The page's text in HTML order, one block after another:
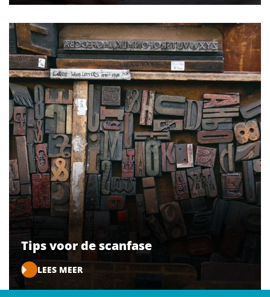
Tips voor de scanfase
LEES MEER